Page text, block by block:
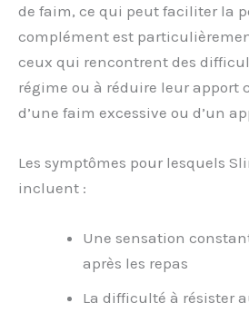
de faim, ce qui peut faciliter la
complément est
ceux qui rencontrent des
régime ou à réduire leur apport
d’une faim excessive ou d’un
Les symptômes pour lesquels
incluent :
Une sensation
après les repas
La difficulté à résister